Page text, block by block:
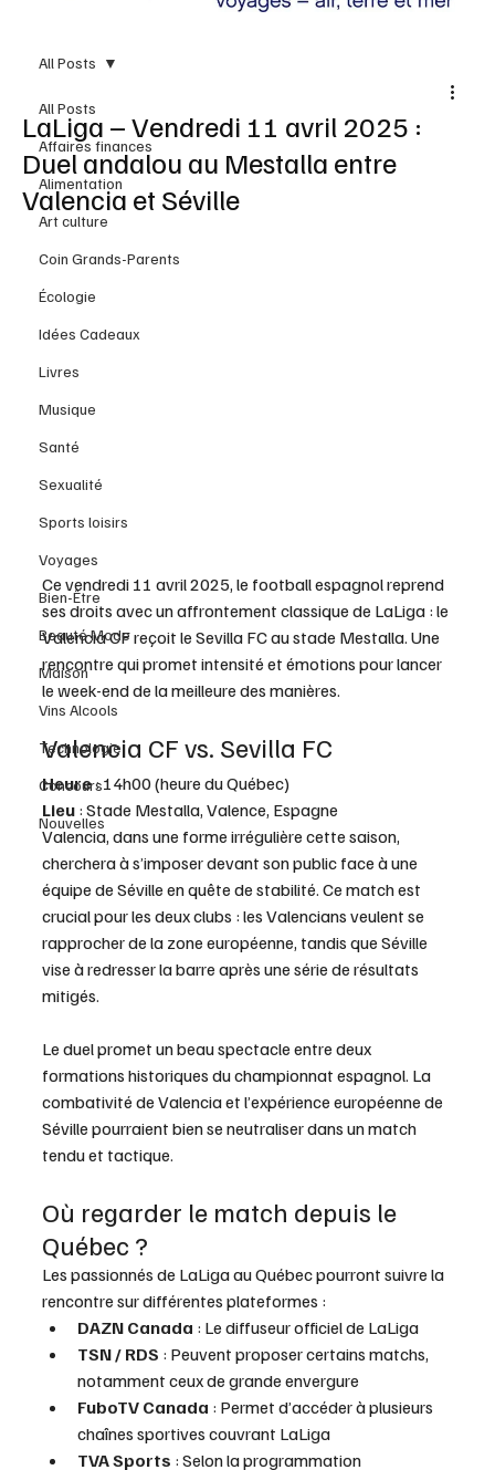
All Posts
Affaires finances
Alimentation
Art culture
Coin Grands-Parents
Écologie
Idées Cadeaux
Livres
Musique
Santé
Sexualité
Sports loisirs
Voyages
Bien-Être
Beauté Mode
Maison
Vins Alcools
Technologie
Concours
Nouvelles
All Posts
LaLiga – Vendredi 11 avril 2025 :
Duel andalou au Mestalla entre
Valencia et Séville
Ce vendredi 11 avril 2025, le football espagnol reprend
ses droits avec un affrontement classique de LaLiga : le
Valencia CF reçoit le Sevilla FC au stade Mestalla. Une
rencontre qui promet intensité et émotions pour lancer
le week-end de la meilleure des manières.
Valencia CF vs. Sevilla FC
Heure : 14h00 (heure du Québec)
Lieu : Stade Mestalla, Valence, Espagne
Valencia, dans une forme irrégulière cette saison,
cherchera à s’imposer devant son public face à une
équipe de Séville en quête de stabilité. Ce match est
crucial pour les deux clubs : les Valencians veulent se
rapprocher de la zone européenne, tandis que Séville
vise à redresser la barre après une série de résultats
mitigés.
Le duel promet un beau spectacle entre deux
formations historiques du championnat espagnol. La
combativité de Valencia et l’expérience européenne de
Séville pourraient bien se neutraliser dans un match
tendu et tactique.
Où regarder le match depuis le
Québec ?
Les passionnés de LaLiga au Québec pourront suivre la
rencontre sur différentes plateformes :
DAZN Canada : Le diffuseur officiel de LaLiga
TSN / RDS : Peuvent proposer certains matchs,
notamment ceux de grande envergure
FuboTV Canada : Permet d’accéder à plusieurs
chaînes sportives couvrant LaLiga
TVA Sports : Selon la programmation